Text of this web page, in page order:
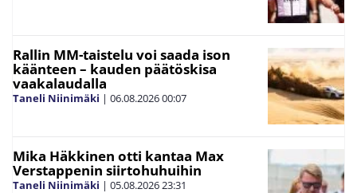
Rallin MM-taistelu voi saada ison
käänteen – kauden päätöskisa
vaakalaudalla
Taneli Niinimäki | 06.08.202600:07
Mika Häkkinen otti kantaa Max
Verstappenin siirtohuhuihin
Taneli Niinimäki | 05.08.202623:31